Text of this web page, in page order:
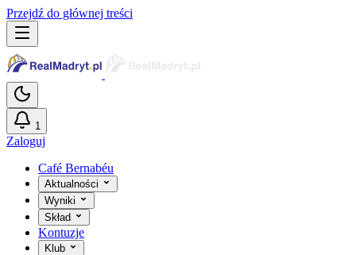
Przejdź do głównej treści
1
Zaloguj
Café Bernabéu
Aktualności
Wyniki
Skład
Kontuzje
Klub